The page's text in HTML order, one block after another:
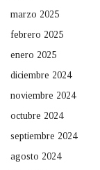
marzo 2025
febrero 2025
enero 2025
diciembre 2024
noviembre 2024
octubre 2024
septiembre 2024
agosto 2024